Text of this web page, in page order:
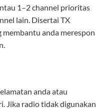
1–2 channel prioritas
lain. Disertai TX
membantu anda merespon
anda atau
Jika radio tidak digunakan